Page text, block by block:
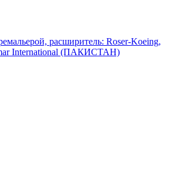
расширитель: Roser-Koeing,
International (ПАКИСТАН)